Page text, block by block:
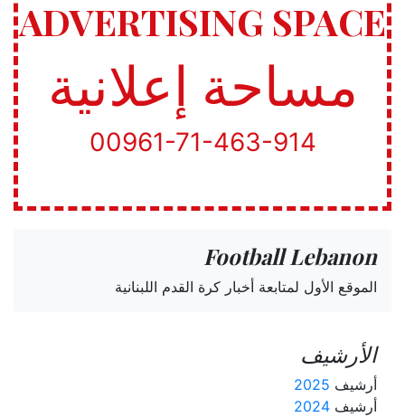
ADVERTISING SPACE
مساحة إعلانية
00961-71-463-914
Football Lebanon
الموقع الأول لمتابعة أخبار كرة القدم اللبنانية
الأرشيف
أرشيف 2025
أرشيف 2024